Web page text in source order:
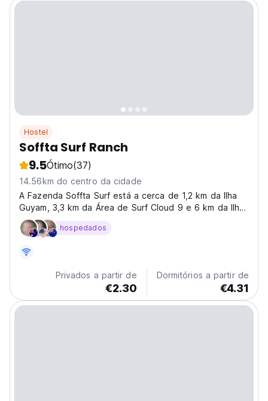
Hostel
Soffta Surf Ranch
9.5Ótimo(37)
14.56km do centro da cidade
A Fazenda Soffta Surf está a cerca de 1,2 km da Ilha
Guyam, 3,3 km da Área de Surf Cloud 9 e 6 km da Ilha
Daku.
hospedados
Privados a partir de
€2.30
Dormitórios a partir de
€4.31